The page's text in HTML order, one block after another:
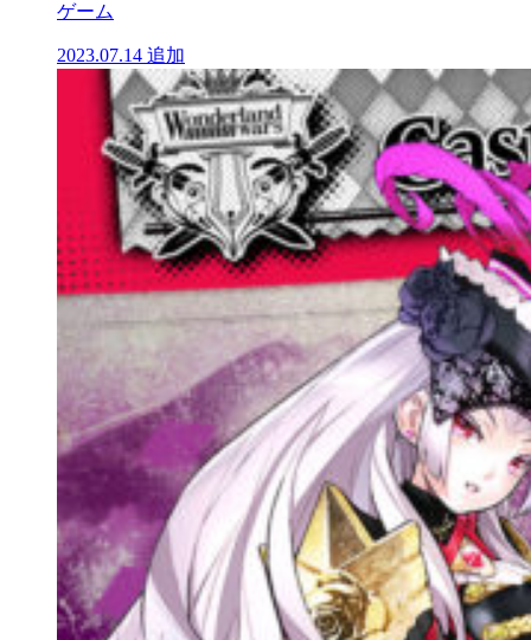
ゲーム
2023.07.14 追加